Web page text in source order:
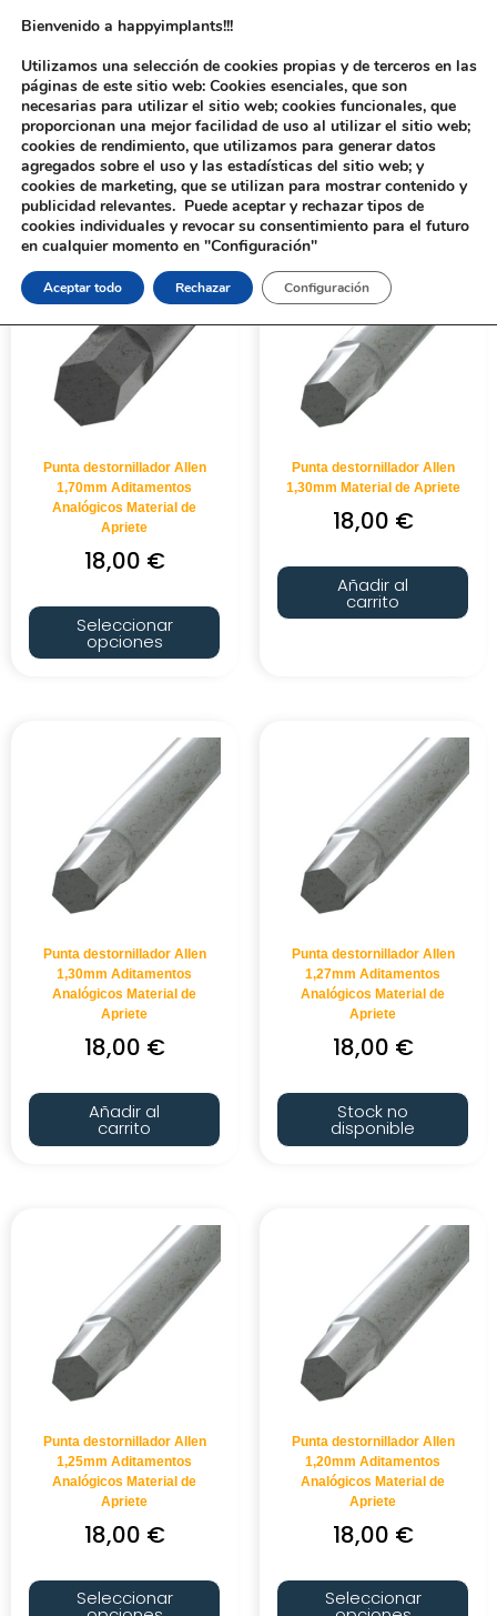
Inicio / Productos etiquetados “Punta destornillador Allen 1”
Punta destornillador Allen
1,70mm Aditamentos
Analógicos Material de
Apriete
18,00 €
Seleccionar
opciones
Punta destornillador Allen
1,30mm Material de Apriete
18,00 €
Añadir al
carrito
Punta destornillador Allen
1,30mm Aditamentos
Analógicos Material de
Apriete
18,00 €
Añadir al
carrito
Punta destornillador Allen
1,27mm Aditamentos
Analógicos Material de
Apriete
18,00 €
Stock no
disponible
Punta destornillador Allen
1,25mm Aditamentos
Analógicos Material de
Apriete
18,00 €
Seleccionar
Punta destornillador Allen
1,20mm Aditamentos
Analógicos Material de
Apriete
18,00 €
Seleccionar
Bienvenido a happyimplants!!!
Utilizamos una selección de cookies propias y de terceros en las
páginas de este sitio web: Cookies esenciales, que son
necesarias para utilizar el sitio web; cookies funcionales, que
proporcionan una mejor facilidad de uso al utilizar el sitio web;
cookies de rendimiento, que utilizamos para generar datos
agregados sobre el uso y las estadísticas del sitio web; y
cookies de marketing, que se utilizan para mostrar contenido y
publicidad relevantes. Puede aceptar y rechazar tipos de
cookies individuales y revocar su consentimiento para el futuro
en cualquier momento en "Configuración"
Aceptar todo Rechazar Configuración